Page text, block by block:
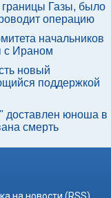
границы Газы, было
операцию
начальников
с Ираном
новый
поддержкой
доставлен юноша в
смерть
на новости (RSS)